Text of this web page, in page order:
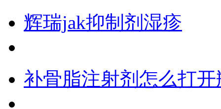
辉瑞jak抑制剂湿疹
补骨脂注射剂怎么打开